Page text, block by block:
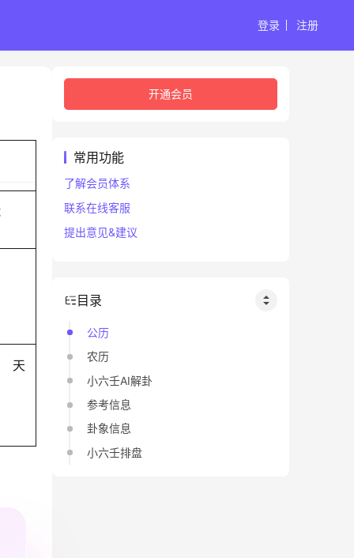
登录 注册
天
开通会员
常用功能
了解会员体系
联系在线客服
提出意见&建议
目录
公历
农历
小六壬AI解卦
参考信息
卦象信息
小六壬排盘